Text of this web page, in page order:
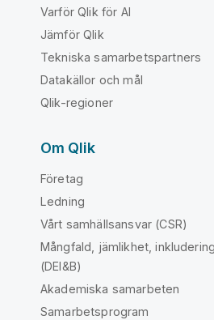
Varför Qlik för AI
Jämför Qlik
Tekniska samarbetspartners
Datakällor och mål
Qlik-regioner
Om Qlik
Företag
Ledning
Vårt samhällsansvar (CSR)
Mångfald, jämlikhet,
(DEI&B)
Akademiska samarbeten
Samarbetsprogram